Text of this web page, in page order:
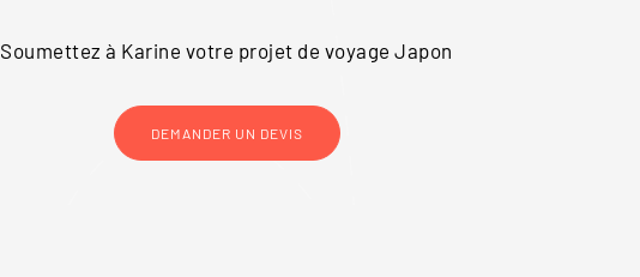
Soumettez à Karine votre projet de voyageJapon
DEMANDER UN DEVIS